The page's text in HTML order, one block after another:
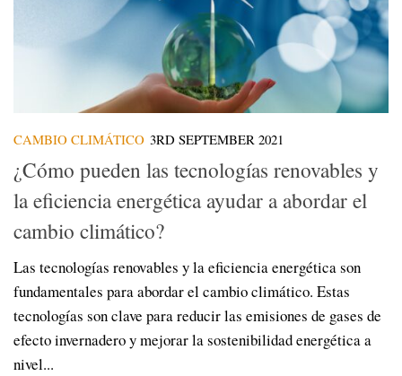
CAMBIO CLIMÁTICO 3RD SEPTEMBER 2021
¿Cómo pueden las tecnologías renovables y
la eficiencia energética ayudar a abordar el
cambio climático?
Las tecnologías renovables y la eficiencia energética son
fundamentales para abordar el cambio climático. Estas
tecnologías son clave para reducir las emisiones de gases de
efecto invernadero y mejorar la sostenibilidad energética a
nivel...